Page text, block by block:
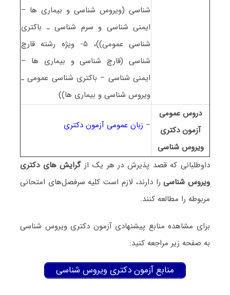
شناسی (ویروس شناسی و بیماری ها –
ایمنی شناسی و سرم شناسی ـ باکتری
شناسی عمومی))، ۵- ویژه رشته قارچ
شناسی (قارچ شناسی و بیماری ها –
ایمنی شناسی – باکتری شناسی عمومی ـ
ویروس شناسی و بیماری ها))
دروس عمومی
آزمون دکتری
وﻳﺮوس ﺷﻨﺎسی
– زبان عمومی آزمون دکتری
داوطلبانی که قصد پذیرش در هر یک از گرایش های دکتری
وﻳﺮوس ﺷﻨﺎسیرا دارند، لازم است کلیه سرفصل‌های امتحانی
مربوطه را مطالعه کنند.
برای مشاهده منابع پیشنهادی آزمون دکتری وﻳﺮوس ﺷﻨﺎسی
به صفحه زیر مراجعه کنید:
منابع آزمون دکتری وﻳﺮوس ﺷﻨﺎسی